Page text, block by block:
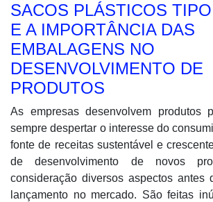
SACOS PLÁSTICOS
E A IMPORTÂNCIA DAS
EMBALAGENS NO
DESENVOLVIMENTO DE
PRODUTOS
As empresas desenvolvem produtos
sempre despertar o interesse do
fonte de receitas sustentável e
de desenvolvimento de novos
consideração diversos aspectos antes
lançamento no mercado. São feitas